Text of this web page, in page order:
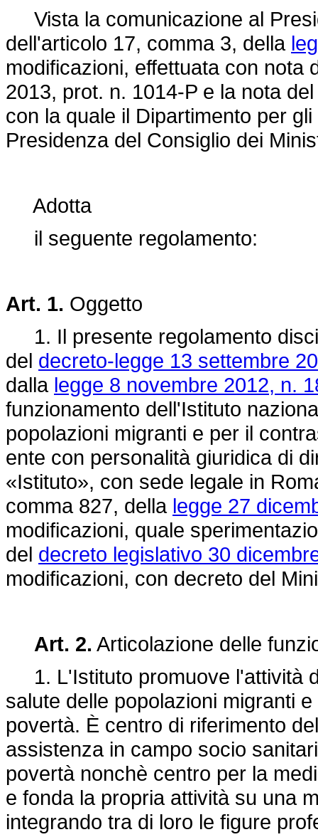
Vista la comunicazione al
dell'articolo 17, comma 3, della
modificazioni, effettuata con nota
2013, prot. n. 1014-P e la nota
con la quale il Dipartimento per
Presidenza del Consiglio dei
Adotta
il seguente regolamento:
Art. 1. Oggetto
1. Il presente regolamento
del decreto-legge 13 settembre
dalla legge 8 novembre 2012, n.
funzionamento dell'Istituto
popolazioni migranti e per il
ente con personalità giuridica di
«Istituto», con sede legale in
comma 827, della legge 27
modificazioni, quale
del decreto legislativo 30
modificazioni, con decreto del
Art. 2. Articolazione delle
1. L'Istituto promuove l'attività
salute delle popolazioni migranti
povertà. È centro di riferimento
assistenza in campo socio
povertà nonchè centro per la
e fonda la propria attività su una
integrando tra di loro le figure